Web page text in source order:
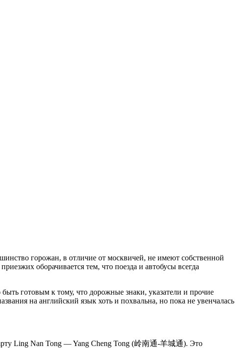
горожан, в отличие от москвичей, не имеют собственной
оборачивается тем, что поезда и автобусы всегда
готовым к тому, что дорожные знаки, указатели и прочие
на английский язык хоть и похвальна, но пока не увенчалась
Ling Nan Tong — Yang Cheng Tong (岭南通-羊城通). Это